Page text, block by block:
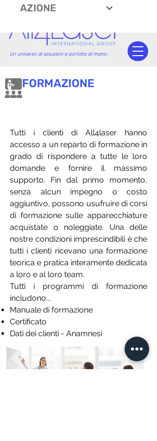
AZIONE
Un universo di soluzioni a portata di mano.
FORMAZIONE
Tutti i clienti di All4laser hanno
accesso a un reparto di formazione in
grado di rispondere a tutte le loro
domande e fornire il massimo
supporto. Fin dal primo momento,
senza alcun impegno o costo
aggiuntivo, possono usufruire di corsi
di formazione sulle apparecchiature
acquistate o noleggiate. Una delle
nostre condizioni imprescindibili è che
tutti i clienti ricevano una formazione
teorica e pratica interamente dedicata
a loro e al loro team.
Tutti i programmi di formazione
includono...
Manuale di formazione
Certificato
Dati dei clienti - Anamnesi